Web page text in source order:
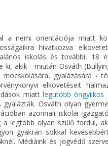
a nemi orientációja miatt
hivatkozva
iskolás és további, 18
ki, akik - miután Osváth
mocskolására, gyalázására -
elkövetéseit
miattlegutóbb
Osváth olyan
azonnali iskolai
a legtöbb olyan szülő fordul,
gyakran sokkal
Médiáink és jogvédő